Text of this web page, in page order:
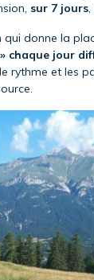
sur 7 jours,
qui donne la
chaque jour
rythme et les